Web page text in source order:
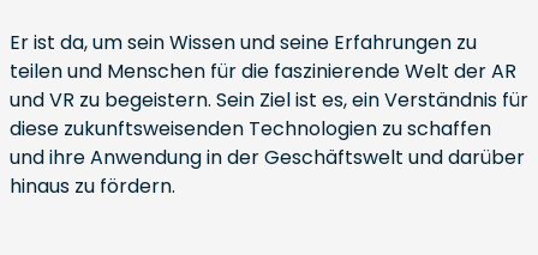
Er ist da, um sein Wissen und seine Erfahrungen zu
teilen und Menschen für die faszinierende Welt der AR
und VR zu begeistern. Sein Ziel ist es, ein Verständnis für
diese zukunftsweisenden Technologien zu schaffen
und ihre Anwendung in der Geschäftswelt und darüber
hinaus zu fördern.